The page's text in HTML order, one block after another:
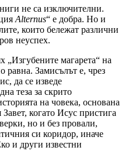
не са изключителни.
Alternus“ е добра. Но и
които бележат различни
неуспех.
„Изгубените магарета“ на
равна. Замисълът е, чрез
да се изведе
теза за скрито
на човека, основана
когато Исус пристига
но и без провали,
си коридор, иначе
и други известни